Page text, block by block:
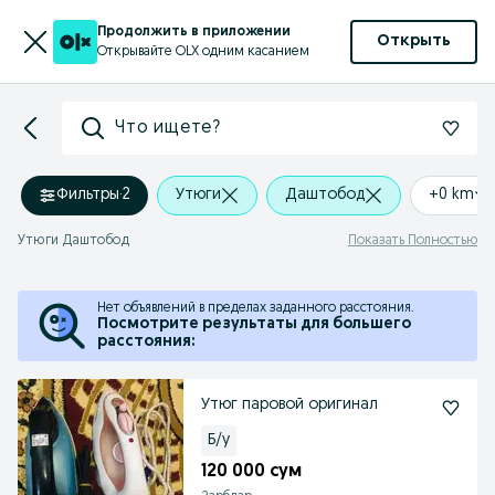
Продолжить в приложении
Открывайте OLX одним касанием
Открыть
Что ищете?
Фильтры·2 Утюги Даштобод +0 km
Утюги Даштобод Показать Полностью
Нет объявлений в пределах заданного расстояния.
Посмотрите результаты для большего
расстояния:
Утюг паровой оригинал
Б/у
120 000 сум